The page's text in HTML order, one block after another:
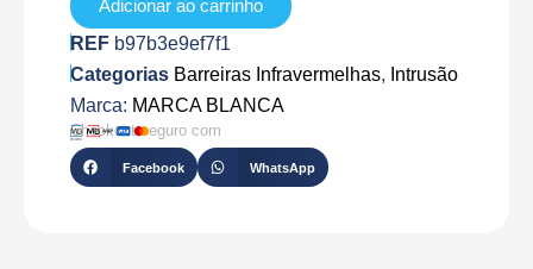
Adicionar ao carrinho
REF b97b3e9ef7f1
Categorias Barreiras Infravermelhas, Intrusão
Marca: MARCA BLANCA
Checkout seguro com
Facebook WhatsApp